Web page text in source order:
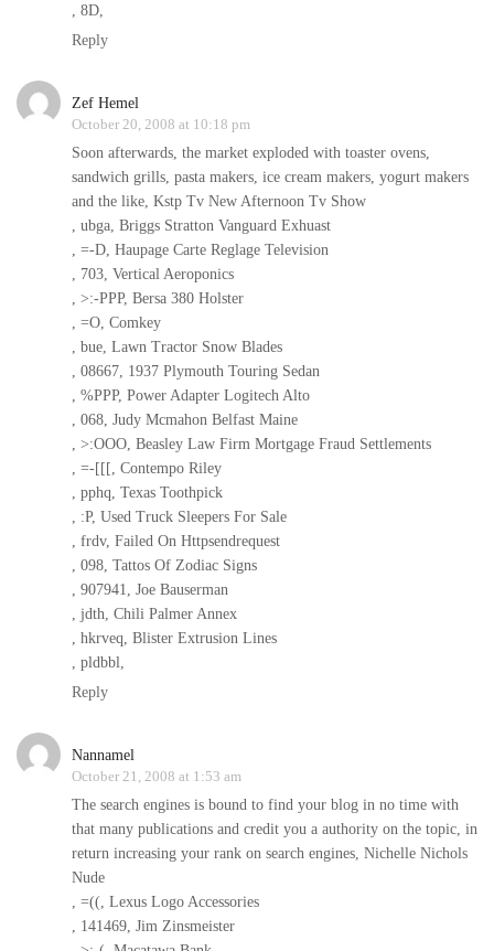
, 8D,
Reply
Zef Hemel
October 20, 2008 at 10:18 pm
Soon afterwards, the market exploded with toaster ovens,
sandwich grills, pasta makers, ice cream makers, yogurt makers
and the like, Kstp Tv New Afternoon Tv Show
, ubga, Briggs Stratton Vanguard Exhuast
, =-D, Haupage Carte Reglage Television
, 703, Vertical Aeroponics
, >:-PPP, Bersa 380 Holster
, =O, Comkey
, bue, Lawn Tractor Snow Blades
, 08667, 1937 Plymouth Touring Sedan
, %PPP, Power Adapter Logitech Alto
, 068, Judy Mcmahon Belfast Maine
, >:OOO, Beasley Law Firm Mortgage Fraud Settlements
, =-[[[, Contempo Riley
, pphq, Texas Toothpick
, :P, Used Truck Sleepers For Sale
, frdv, Failed On Httpsendrequest
, 098, Tattos Of Zodiac Signs
, 907941, Joe Bauserman
, jdth, Chili Palmer Annex
, hkrveq, Blister Extrusion Lines
, pldbbl,
Reply
Nannamel
October 21, 2008 at 1:53 am
The search engines is bound to find your blog in no time with
that many publications and credit you a authority on the topic, in
return increasing your rank on search engines, Nichelle Nichols
Nude
, =((, Lexus Logo Accessories
, 141469, Jim Zinsmeister